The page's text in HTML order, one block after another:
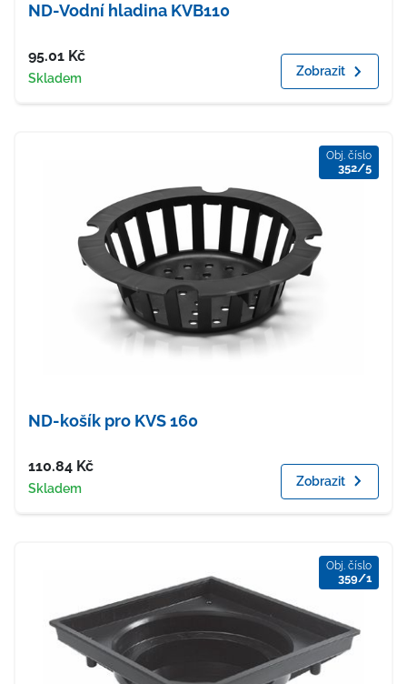
ND-Vodní hladina KVB110
Cena
95.01 Kč
Dostupnost
Skladem Zobrazit
Obj. číslo
352/5
ND-košík pro KVS 160
Cena
110.84 Kč
Dostupnost
Skladem Zobrazit
Obj. číslo
359/1